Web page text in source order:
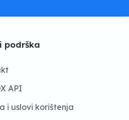
podrška
API
i uslovi korištenja